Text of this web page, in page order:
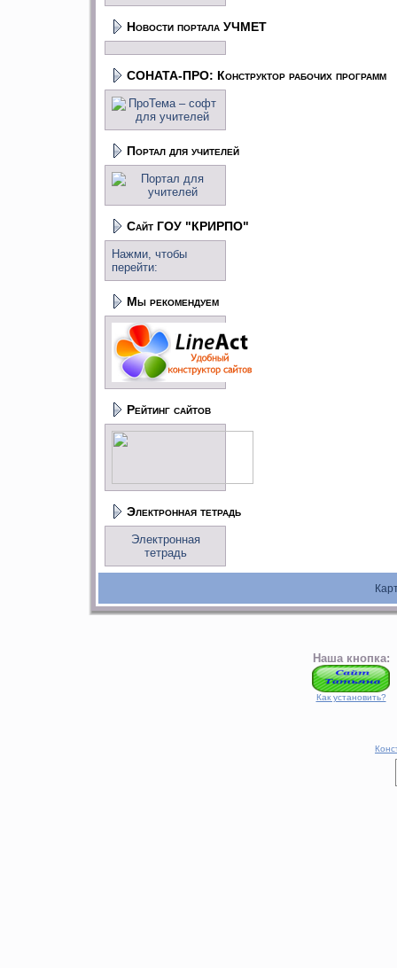
Новости портала УЧМЕТ
СОНАТА-ПРО: Конструктор рабочих программ
Портал для учителей
Сайт ГОУ "КРИРПО"
Нажми, чтобы
перейти:
Мы рекомендуем
Рейтинг сайтов
Электронная тетрадь
Электронная
тетрадь
Наша кнопка:
Как установить?